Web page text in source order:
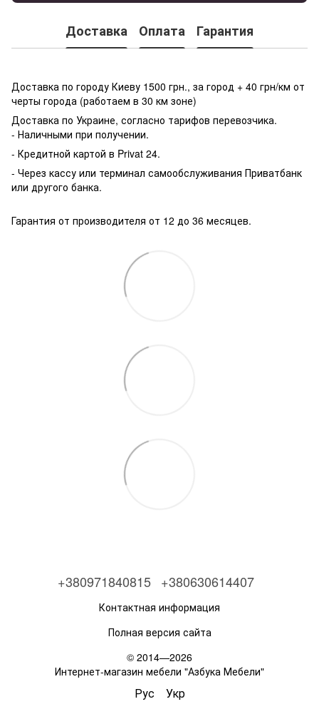
Доставка Оплата Гарантия
Доставка по городу Киеву 1500 грн., за город + 40 грн/км от
черты города (работаем в 30 км зоне)
Доставка по Украине, согласно тарифов перевозчика.
- Наличными при получении.
- Кредитной картой в Privat 24.
- Через кассу или терминал самообслуживания Приватбанк
или другого банка.
Гарантия от производителя от 12 до 36 месяцев.
+380971840815 +380630614407
Контактная информация
Полная версия сайта
© 2014—2026
Интернет-магазин мебели "Азбука Мебели"
Рус Укр